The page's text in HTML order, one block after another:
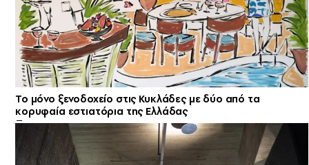
Το μόνο ξενοδοχείο στις Κυκλάδες με δύο από τα
κορυφαία εστιατόρια της Ελλάδας